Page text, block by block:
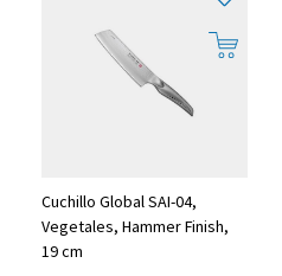
Cuchillo Global SAI-04,
Vegetales, Hammer Finish,
19 cm